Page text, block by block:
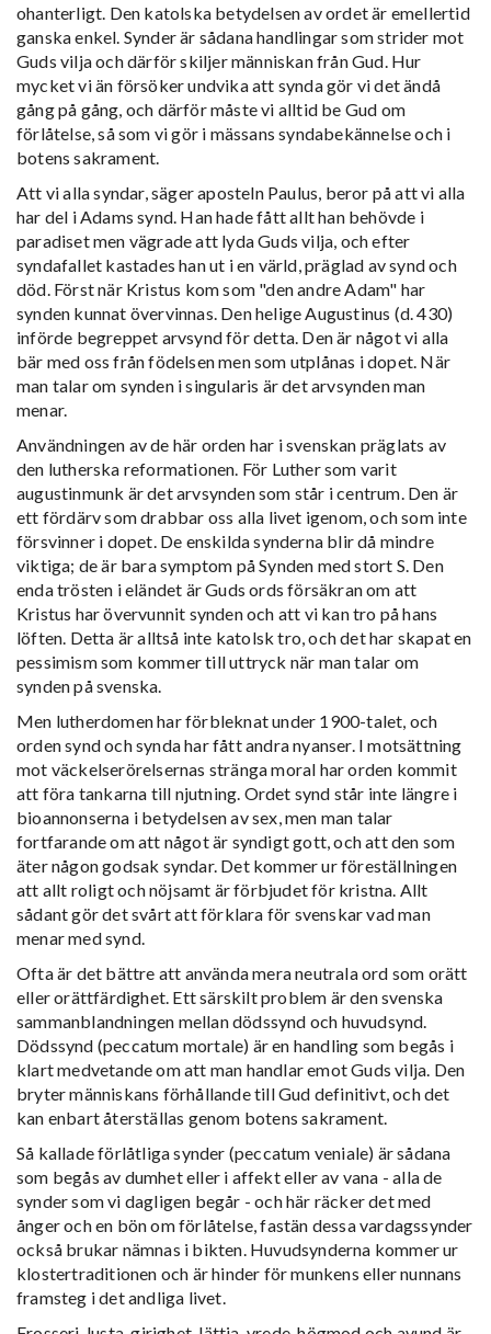
ohanterligt. Den katolska betydelsen av ordet är emellertid
ganska enkel. Synder är sådana handlingar som strider mot
Guds vilja och därför skiljer människan från Gud. Hur
mycket vi än försöker undvika att synda gör vi det ändå
gång på gång, och därför måste vi alltid be Gud om
förlåtelse, så som vi gör i mässans syndabekännelse och i
botens sakrament.
Att vi alla syndar, säger aposteln Paulus, beror på att vi alla
har del i Adams synd. Han hade fått allt han behövde i
paradiset men vägrade att lyda Guds vilja, och efter
syndafallet kastades han ut i en värld, präglad av synd och
död. Först när Kristus kom som "den andre Adam" har
synden kunnat övervinnas. Den helige Augustinus (d. 430)
införde begreppet arvsynd för detta. Den är något vi alla
bär med oss från födelsen men som utplånas i dopet. När
man talar om synden i singularis är det arvsynden man
menar.
Användningen av de här orden har i svenskan präglats av
den lutherska reformationen. För Luther som varit
augustinmunk är det arvsynden som står i centrum. Den är
ett fördärv som drabbar oss alla livet igenom, och som inte
försvinner i dopet. De enskilda synderna blir då mindre
viktiga; de är bara symptom på Synden med stort S. Den
enda trösten i eländet är Guds ords försäkran om att
Kristus har övervunnit synden och att vi kan tro på hans
löften. Detta är alltså inte katolsk tro, och det har skapat en
pessimism som kommer till uttryck när man talar om
synden på svenska.
Men lutherdomen har förbleknat under 1900-talet, och
orden synd och synda har fått andra nyanser. I motsättning
mot väckelserörelsernas stränga moral har orden kommit
att föra tankarna till njutning. Ordet synd står inte längre i
bioannonserna i betydelsen av sex, men man talar
fortfarande om att något är syndigt gott, och att den som
äter någon godsak syndar. Det kommer ur föreställningen
att allt roligt och nöjsamt är förbjudet för kristna. Allt
sådant gör det svårt att förklara för svenskar vad man
menar med synd.
Ofta är det bättre att använda mera neutrala ord som orätt
eller orättfärdighet. Ett särskilt problem är den svenska
sammanblandningen mellan dödssynd och huvudsynd.
Dödssynd (peccatum mortale) är en handling som begås i
klart medvetande om att man handlar emot Guds vilja. Den
bryter människans förhållande till Gud definitivt, och det
kan enbart återställas genom botens sakrament.
Så kallade förlåtliga synder (peccatum veniale) är sådana
som begås av dumhet eller i affekt eller av vana - alla de
synder som vi dagligen begår - och här räcker det med
ånger och en bön om förlåtelse, fastän dessa vardagssynder
också brukar nämnas i bikten. Huvudsynderna kommer ur
klostertraditionen och är hinder för munkens eller nunnans
framsteg i det andliga livet.